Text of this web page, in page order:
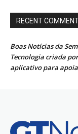
RECENT
Boas Notícias da
Tecnologia criada
aplicativo para